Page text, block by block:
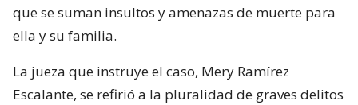
que se suman insultos y amenazas de muerte para
ella y su familia.
La jueza que instruye el caso, Mery Ramírez
Escalante, se refirió a la pluralidad de graves delitos